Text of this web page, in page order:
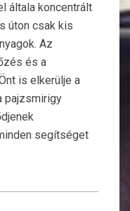
általa koncentrált
úton csak kis
Az
és a
is elkerülje a
pajzsmirigy
segítséget